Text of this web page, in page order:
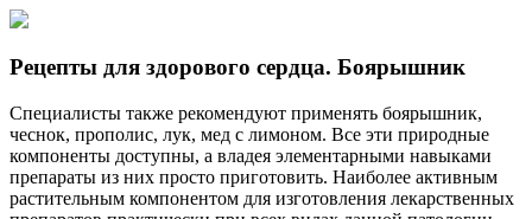
Рецепты для здорового сердца. Боярышник
Специалисты также рекомендуют применять боярышник,
чеснок, прополис, лук, мед с лимоном. Все эти природные
компоненты доступны, а владея элементарными навыками
препараты из них просто приготовить. Наиболее активным
растительным компонентом для изготовления лекарственных